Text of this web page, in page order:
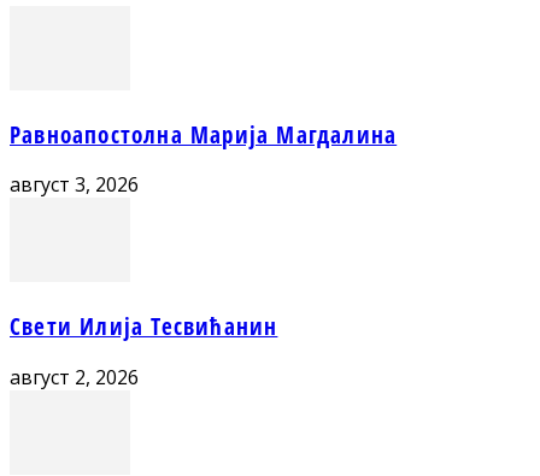
Равноапостолна Марија Магдалина
август 3, 2026
Свети Илија Тесвићанин
август 2, 2026